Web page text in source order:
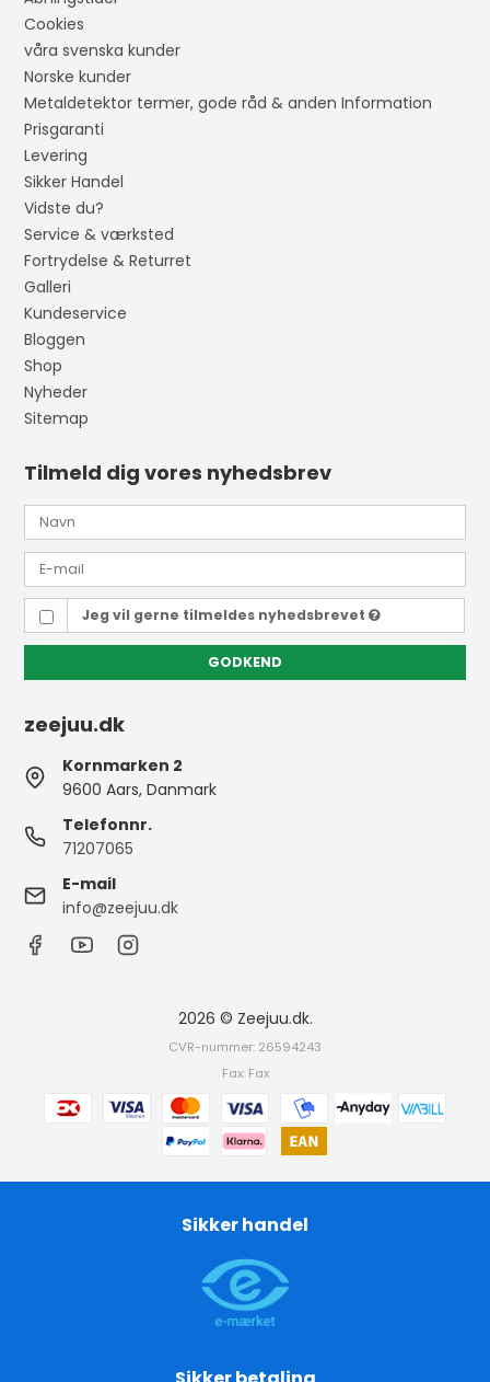
Cookies
våra svenska kunder
Norske kunder
Metaldetektor termer, gode råd & anden Information
Prisgaranti
Levering
Sikker Handel
Vidste du?
Service & værksted
Fortrydelse & Returret
Galleri
Kundeservice
Bloggen
Shop
Nyheder
Sitemap
Tilmeld dig vores nyhedsbrev
Jeg vil gerne tilmeldes nyhedsbrevet
GODKEND
zeejuu.dk
Kornmarken 2
9600 Aars, Danmark
Telefonnr.
71207065
E-mail
info@zeejuu.dk
2026 © Zeejuu.dk.
CVR-nummer: 26594243
Fax: Fax
Sikker handel